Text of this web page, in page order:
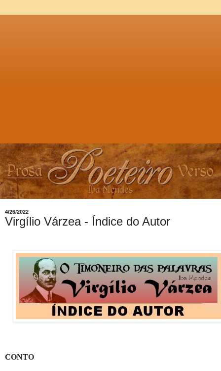
4/26/2022
Virgílio Várzea - Índice do Autor
CONTO